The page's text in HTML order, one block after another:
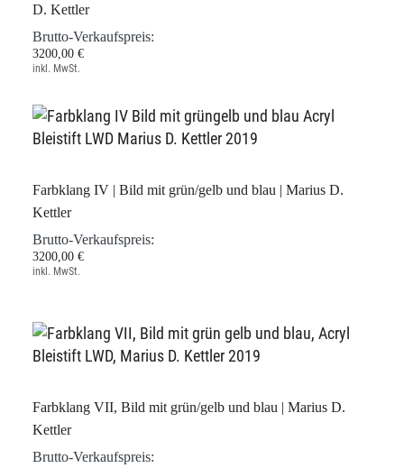
D. Kettler
Brutto-Verkaufspreis:
3200,00 €
inkl. MwSt.
Farbklang IV | Bild mit grün/gelb und blau | Marius D.
Kettler
Brutto-Verkaufspreis:
3200,00 €
inkl. MwSt.
Farbklang VII, Bild mit grün/gelb und blau | Marius D.
Kettler
Brutto-Verkaufspreis: